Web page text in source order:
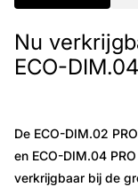
Nu
ECO-
De ECO-DIM.02
en ECO-DIM.04
verkrijgbaar bij de